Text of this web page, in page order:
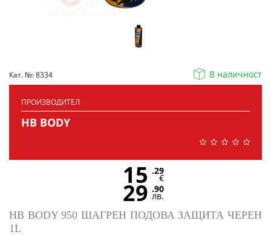
Кат. №: 8334 В наличност
ПРОИЗВОДИТЕЛ
HB BODY
HB BODY 950 ШАГРЕН ПОДОВА ЗАЩИТА ЧЕРЕН
1L
15 .29
€
29 .90
лв.